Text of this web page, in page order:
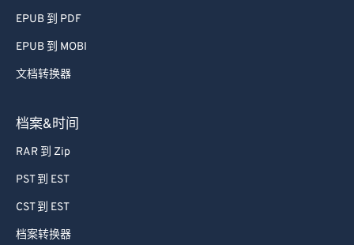
EPUB 到 PDF
EPUB 到 MOBI
文档转换器
档案&时间
RAR 到 Zip
PST 到 EST
CST 到 EST
档案转换器